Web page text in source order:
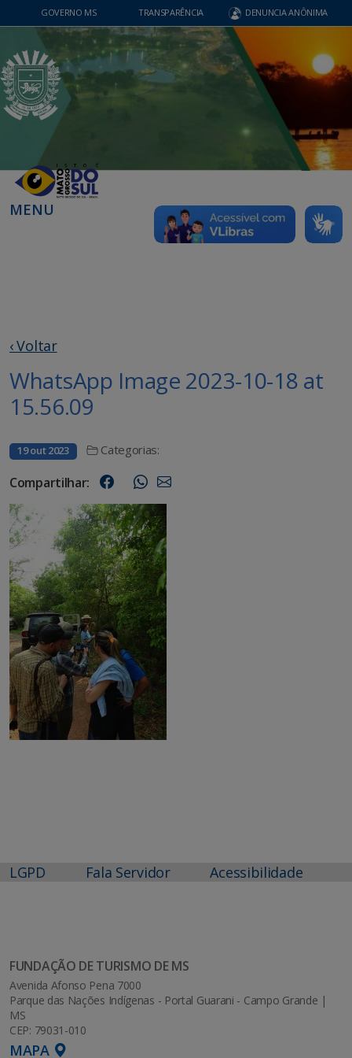
GOVERNO MS TRANSPARÊNCIA DENUNCIA ANÔNIMA
MENU
‹ Voltar
WhatsApp Image 2023-10-18 at
15.56.09
19 out 2023 Categorias:
Compartilhar:
LGPD Fala Servidor Acessibilidade
FUNDAÇÃO DE TURISMO DE MS
Avenida Afonso Pena 7000
Parque das Nações Indígenas - Portal Guarani - Campo Grande |
MS
CEP: 79031-010
MAPA